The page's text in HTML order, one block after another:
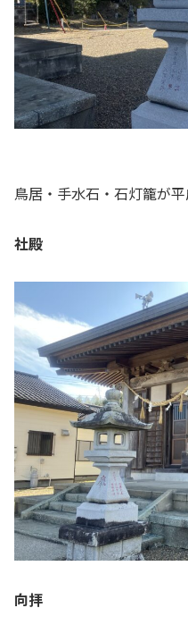
鳥居・手水石・石灯籠が
社殿
向拝